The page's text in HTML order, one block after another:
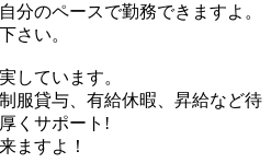
分のペースで勤務できますよ。
さい。
しています。
服貸与、有給休暇、昇給など待
くサポート!
ますよ！